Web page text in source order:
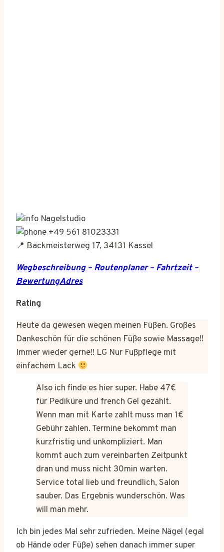
Nagelstudio
+49 561 81023331
📍 Backmeisterweg 17, 34131 Kassel
Wegbeschreibung – Routenplaner – Fahrtzeit –
BewertungAdres
Rating
Heute da gewesen wegen meinen Füßen. Großes
Dankeschön für die schönen Füße sowie Massage!!
Immer wieder gerne!! LG Nur Fußpflege mit
einfachem Lack
Also ich finde es hier super. Habe 47€
für Pediküre und french Gel gezahlt.
Wenn man mit Karte zahlt muss man 1€
Gebühr zahlen. Termine bekommt man
kurzfristig und unkompliziert. Man
kommt auch zum vereinbarten Zeitpunkt
dran und muss nicht 30min warten.
Service total lieb und freundlich, Salon
sauber. Das Ergebnis wunderschön. Was
will man mehr.
Ich bin jedes Mal sehr zufrieden. Meine Nägel (egal
ob Hände oder Füße) sehen danach immer super